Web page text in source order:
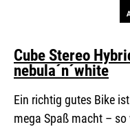
Cube Stereo
nebula´n´white
Ein richtig gutes Bike
mega Spaß macht – so